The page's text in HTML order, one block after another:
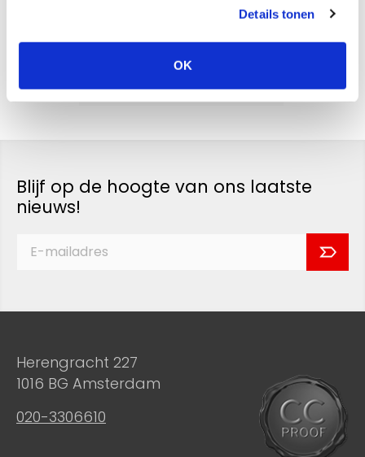
Details tonen
OK
Terug naar het overzicht
Blijf op de hoogte van ons laatste
nieuws!
Herengracht 227
1016 BG Amsterdam
020-3306610